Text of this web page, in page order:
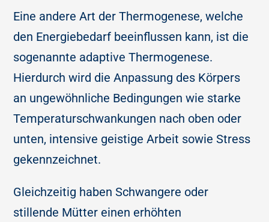
Eine andere Art der Thermogenese, welche
den Energiebedarf beeinflussen kann, ist die
sogenannte adaptive Thermogenese.
Hierdurch wird die Anpassung des Körpers
an ungewöhnliche Bedingungen wie starke
Temperaturschwankungen nach oben oder
unten, intensive geistige Arbeit sowie Stress
gekennzeichnet.
Gleichzeitig haben Schwangere oder
stillende Mütter einen erhöhten